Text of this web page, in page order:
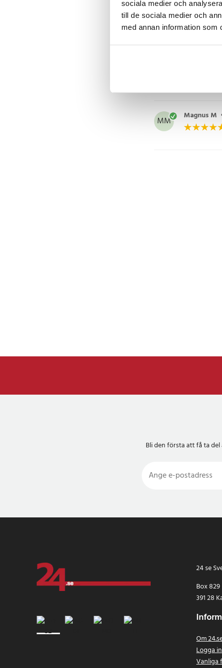
sociala medier och
till de sociala medier och
med annan information som
P Per •5
MM Magnus M
Bli den första att få ta
24 se
Box 829
391 28
Om
Logga in
Vanliga